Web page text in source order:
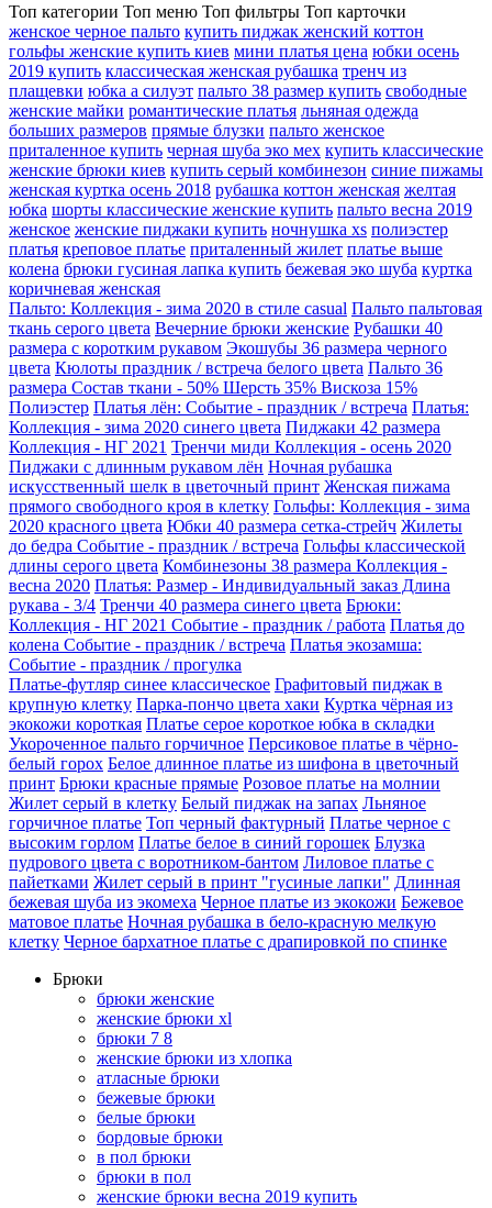
Топ категории Топ меню Топ фильтры Топ карточки
женское черное пальто купить пиджак женский коттон
гольфы женские купить киев мини платья цена юбки осень
2019 купить классическая женская рубашка тренч из
плащевки юбка а силуэт пальто 38 размер купить свободные
женские майки романтические платья льняная одежда
больших размеров прямые блузки пальто женское
приталенное купить черная шуба эко мех купить классические
женские брюки киев купить серый комбинезон синие пижамы
женская куртка осень 2018 рубашка коттон женская желтая
юбка шорты классические женские купить пальто весна 2019
женское женские пиджаки купить ночнушка xs полиэстер
платья креповое платье приталенный жилет платье выше
колена брюки гусиная лапка купить бежевая эко шуба куртка
коричневая женская
Пальто: Коллекция - зима 2020 в стиле casual Пальто пальтовая
ткань серого цвета Вечерние брюки женские Рубашки 40
размера с коротким рукавом Экошубы 36 размера черного
цвета Кюлоты праздник / встреча белого цвета Пальто 36
размера Состав ткани - 50% Шерсть 35% Вискоза 15%
Полиэстер Платья лён: Событие - праздник / встреча Платья:
Коллекция - зима 2020 синего цвета Пиджаки 42 размера
Коллекция - НГ 2021 Тренчи миди Коллекция - осень 2020
Пиджаки с длинным рукавом лён Ночная рубашка
искусственный шелк в цветочный принт Женская пижама
прямого свободного кроя в клетку Гольфы: Коллекция - зима
2020 красного цвета Юбки 40 размера сетка-стрейч Жилеты
до бедра Событие - праздник / встреча Гольфы классической
длины серого цвета Комбинезоны 38 размера Коллекция -
весна 2020 Платья: Размер - Индивидуальный заказ Длина
рукава - 3/4 Тренчи 40 размера синего цвета Брюки:
Коллекция - НГ 2021 Событие - праздник / работа Платья до
колена Событие - праздник / встреча Платья экозамша:
Событие - праздник / прогулка
Платье-футляр синее классическое Графитовый пиджак в
крупную клетку Парка-пончо цвета хаки Куртка чёрная из
экокожи короткая Платье серое короткое юбка в складки
Укороченное пальто горчичное Персиковое платье в чёрно-
белый горох Белое длинное платье из шифона в цветочный
принт Брюки красные прямые Розовое платье на молнии
Жилет серый в клетку Белый пиджак на запах Льняное
горчичное платье Топ черный фактурный Платье черное с
высоким горлом Платье белое в синий горошек Блузка
пудрового цвета с воротником-бантом Лиловое платье с
пайетками Жилет серый в принт "гусиные лапки" Длинная
бежевая шуба из экомеха Черное платье из экокожи Бежевое
матовое платье Ночная рубашка в бело-красную мелкую
клетку Черное бархатное платье c драпировкой по спинке
Брюки
брюки женские
женские брюки xl
брюки 7 8
женские брюки из хлопка
атласные брюки
бежевые брюки
белые брюки
бордовые брюки
в пол брюки
брюки в пол
женские брюки весна 2019 купить